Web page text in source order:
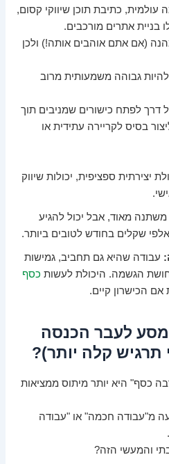
עולמית, כתיבת תוכן שיווקי קסום,
בניית אתרים מורכבים.
(אם אתם אוהבים אותה!) ולכן
גבוהה משמעותית מרוב
דרך לפתח כישורים שמניבים תוך
בסיס לקריירה עתידית או
יצירתית ספציפית, יכולות שיווק
משתנה מאוד, אבל יכול להגיע
שקלים בחודש לטובים ביותר.
עבודה שהיא גם תחביב, גמישות
הגשמה. היכולת לעשות כסף
אם הכישרון קיים.
לעבר הכנסה
תרגיש קלה יותר)?
כסף" היא יותר מיתוס ממציאות
מ"עבודה חכמה" או "עבודה
והמעשי הזה?